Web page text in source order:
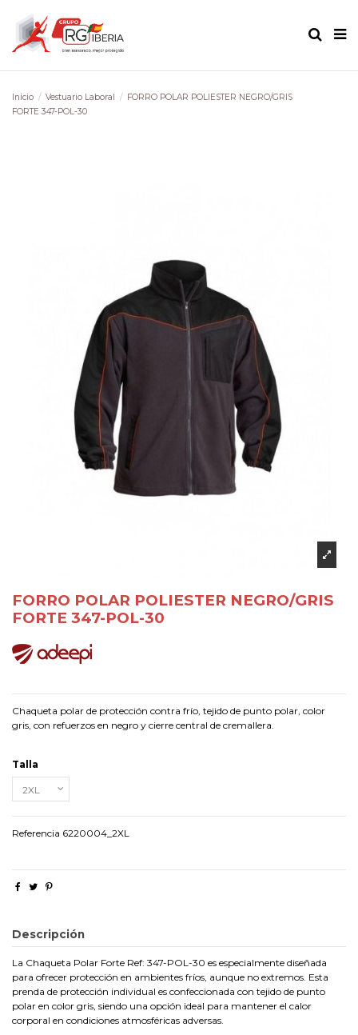
Inicio Vestuario Laboral
FORRO POLAR POLIESTER NEGRO/GRIS
FORTE 347-POL-30
FORRO POLAR POLIESTER NEGRO/GRIS
FORTE 347-POL-30
Chaqueta polar de protección contra frío, tejido de punto polar, color
gris, con refuerzos en negro y cierre central de cremallera.
Talla
Referencia 6220004_2XL
Descripción
La Chaqueta Polar Forte Ref: 347-POL-30 es especialmente diseñada
para ofrecer protección en ambientes fríos, aunque no extremos. Esta
prenda de protección individual es confeccionada con tejido de punto
polar en color gris, siendo una opción ideal para mantener el calor
corporal en condiciones atmosféricas adversas.